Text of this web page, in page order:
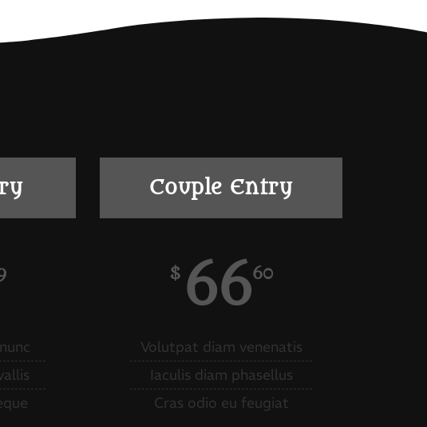
Couple Entry
$ 6660
Volutpat diam venenatis
Iaculis diam phasellus
Cras odio eu feugiat